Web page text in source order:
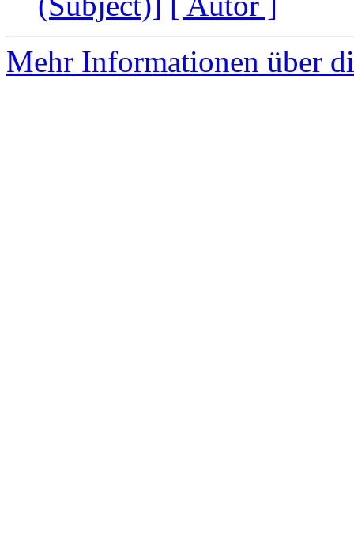
Mehr Informationen über